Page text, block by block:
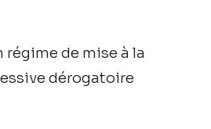
régime de mise à la
dérogatoire